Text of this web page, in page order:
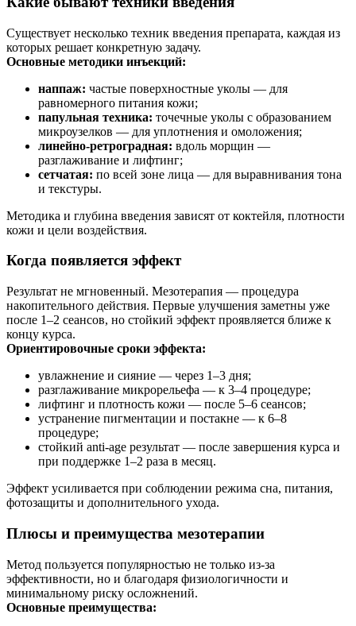
Существует несколько техник введения препарата, каждая из
которых решает конкретную задачу.
Основные методики инъекций:
наппаж: частые поверхностные уколы — для
равномерного питания кожи;
папульная техника: точечные уколы с образованием
микроузелков — для уплотнения и омоложения;
линейно-ретроградная: вдоль морщин —
разглаживание и лифтинг;
сетчатая: по всей зоне лица — для выравнивания тона
и текстуры.
Методика и глубина введения зависят от коктейля, плотности
кожи и цели воздействия.
Когда появляется эффект
Результат не мгновенный. Мезотерапия — процедура
накопительного действия. Первые улучшения заметны уже
после 1–2 сеансов, но стойкий эффект проявляется ближе к
концу курса.
Ориентировочные сроки эффекта:
увлажнение и сияние — через 1–3 дня;
разглаживание микрорельефа — к 3–4 процедуре;
лифтинг и плотность кожи — после 5–6 сеансов;
устранение пигментации и постакне — к 6–8
процедуре;
стойкий anti-age результат — после завершения курса и
при поддержке 1–2 раза в месяц.
Эффект усиливается при соблюдении режима сна, питания,
фотозащиты и дополнительного ухода.
Плюсы и преимущества мезотерапии
Метод пользуется популярностью не только из-за
эффективности, но и благодаря физиологичности и
минимальному риску осложнений.
Основные преимущества: